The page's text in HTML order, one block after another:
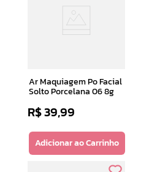
Ar Maquiagem Po Facial
Solto Porcelana 06 8g
R$39,99
Adicionar ao Carrinho